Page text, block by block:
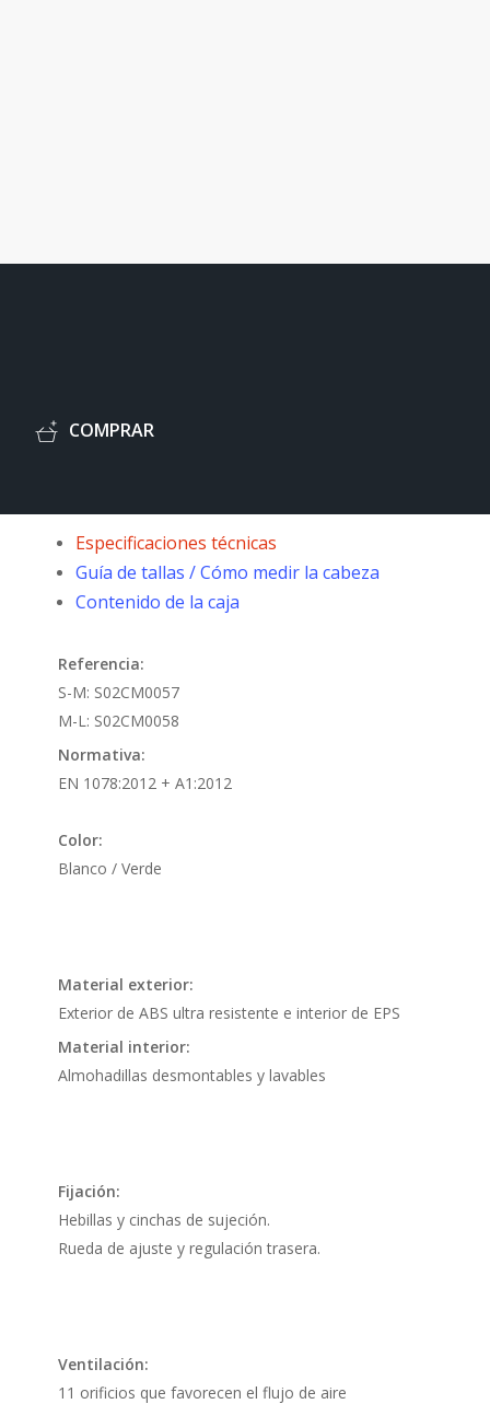
COMPRAR
Especificaciones técnicas
Guía de tallas / Cómo medir la cabeza
Contenido de la caja
Referencia:
S-M: S02CM0057
M-L: S02CM0058
Normativa:
EN 1078:2012 + A1:2012
Color:
Blanco / Verde
Material exterior:
Exterior de ABS ultra resistente e interior de EPS
Material interior:
Almohadillas desmontables y lavables
Fijación:
Hebillas y cinchas de sujeción.
Rueda de ajuste y regulación trasera.
Ventilación:
11 orificios que favorecen el flujo de aire